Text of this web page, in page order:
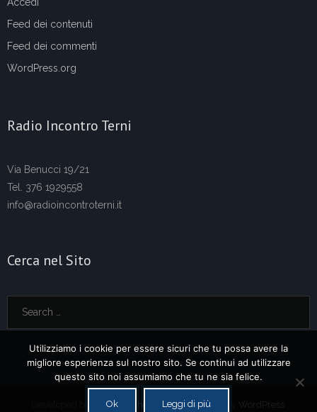
Feed dei contenuti
Feed dei commenti
WordPress.org
Radio Incontro Terni
Via Benucci 19/21
Tel. 376 1929558
info@radioincontroterni.it
Cerca nel Sito
Think Up Themes Ltd. Powered by WordPress
Utilizziamo i cookie per essere sicuri che tu possa avere la
migliore esperienza sul nostro sito. Se continui ad utilizzare
questo sito noi assumiamo che tu ne sia felice.
Ok Leggi di più